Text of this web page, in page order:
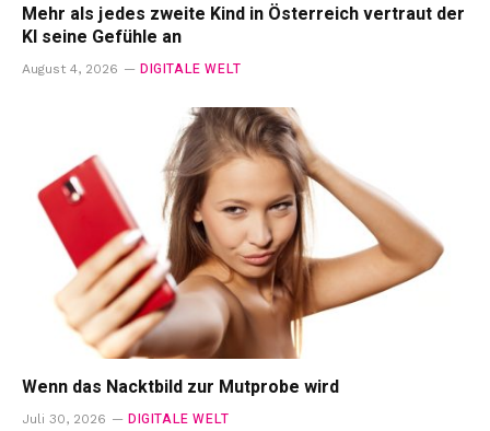
Mehr als jedes zweite Kind in Österreich vertraut der
KI seine Gefühle an
August 4, 2026 DIGITALE WELT
Wenn das Nacktbild zur Mutprobe wird
Juli 30, 2026 DIGITALE WELT